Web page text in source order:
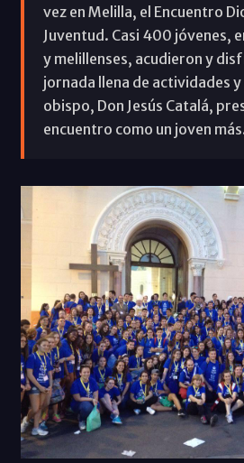
vez en Melilla, el Encuentro
Juventud. Casi 400 jóvenes,
y melillenses, acudieron y
jornada llena de actividades
obispo, Don Jesús Catalá,
encuentro como un joven